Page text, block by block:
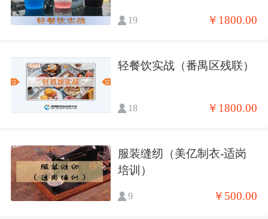
19 ￥1800.00
轻餐饮实战（番禺区残联）
18 ￥1800.00
服装缝纫（美亿制衣-适岗
培训）
9 ￥500.00